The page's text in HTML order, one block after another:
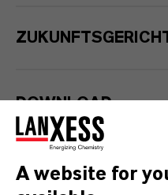
DOWNLOAD
LANXESS erneut
A website for